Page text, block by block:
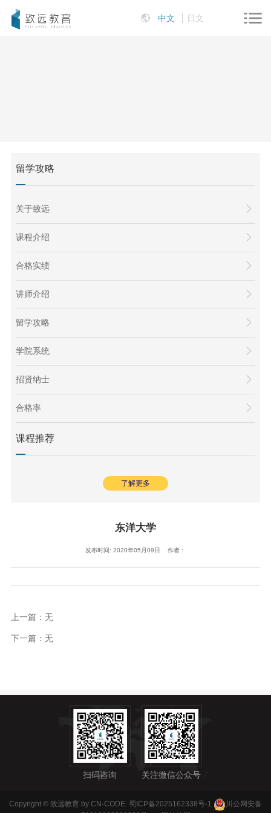
中文 日文
留学攻略
关于致远
课程介绍
合格实绩
讲师介绍
留学攻略
学院系统
招贤纳士
合格率
课程推荐
了解更多
东洋大学
发布时间: 2020年05月09日 作者：
上一篇：无
下一篇：无
扫码咨询 关注微信公众号
Copyright © 致远教育 by CN-CODE. 蜀ICP备2025162338号-1
川公网安备